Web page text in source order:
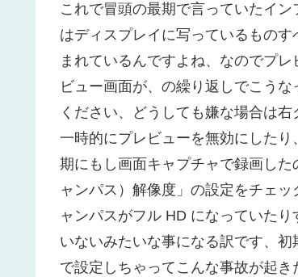
これで冒頭の最期で言っていたイ
はディスプレイに写っているもの
まれているんですよね、なのでプ
ビュー画面が、の繰り返しでこう
ください、どうしても嫌な場合は
一時的にプレビューを無効にした
期にもし画面キャプチャで録画し
ャンパス）解像度」の設定をチェ
ャンパスがフル HD になっていた
いないみたいな事になる訳です、
で設定しちゃってこんな事故が起き